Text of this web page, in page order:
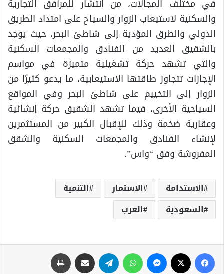
في مختلف المجالات، من انتشار للمرافق التجارية
والسكنية لاستيعاب الزوار والسياح على امتداد الطريق
الدولي والطرق المؤدية إلى شاطئ البحر، حيث يوجد
بالشقيق العديد من الفنادق والمجمعات السكنية
والتي تشهد حركة تشغيلية متميزة في مواسم
الإجازات تتجاوز طاقتها الاستيعابية، ما يدعو كثيرًا من
الزوار إلى التخييم على شاطئ البحر وفي المواقع
السياحية الأخرى، فيما تشهد الشقيق حركة إنشائية
وعقارية ضخمة وذلك للإقبال الكبير من المستثمرين
لإنشاء الفنادق والمجمعات السكنية والشقق
المفروشة وفق “واس”.
الاستدامة الاستمار
التنمية
السعودية
العرب